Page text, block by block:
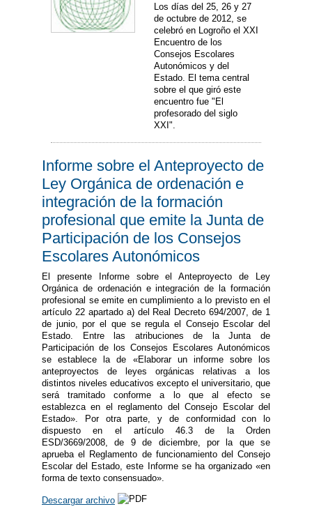
Los días del 25, 26 y 27
de octubre de 2012, se
celebró en Logroño el XXI
Encuentro de los
Consejos Escolares
Autonómicos y del
Estado. El tema central
sobre el que giró este
encuentro fue "El
profesorado del siglo
XXI".
Informe sobre el Anteproyecto de
Ley Orgánica de ordenación e
integración de la formación
profesional que emite la Junta de
Participación de los Consejos
Escolares Autonómicos
El presente Informe sobre el Anteproyecto de Ley
Orgánica de ordenación e integración de la formación
profesional se emite en cumplimiento a lo previsto en el
artículo 22 apartado a) del Real Decreto 694/2007, de 1
de junio, por el que se regula el Consejo Escolar del
Estado. Entre las atribuciones de la Junta de
Participación de los Consejos Escolares Autonómicos
se establece la de «Elaborar un informe sobre los
anteproyectos de leyes orgánicas relativas a los
distintos niveles educativos excepto el universitario, que
será tramitado conforme a lo que al efecto se
establezca en el reglamento del Consejo Escolar del
Estado». Por otra parte, y de conformidad con lo
dispuesto en el artículo 46.3 de la Orden
ESD/3669/2008, de 9 de diciembre, por la que se
aprueba el Reglamento de funcionamiento del Consejo
Escolar del Estado, este Informe se ha organizado «en
forma de texto consensuado».
Descargar archivo